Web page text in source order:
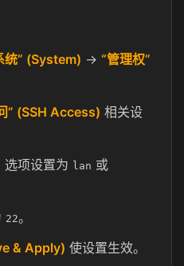
统” (System) → “管理权”
” (SSH Access) 相关设
选项设置为 lan 或
22。
& Apply) 使设置生效。